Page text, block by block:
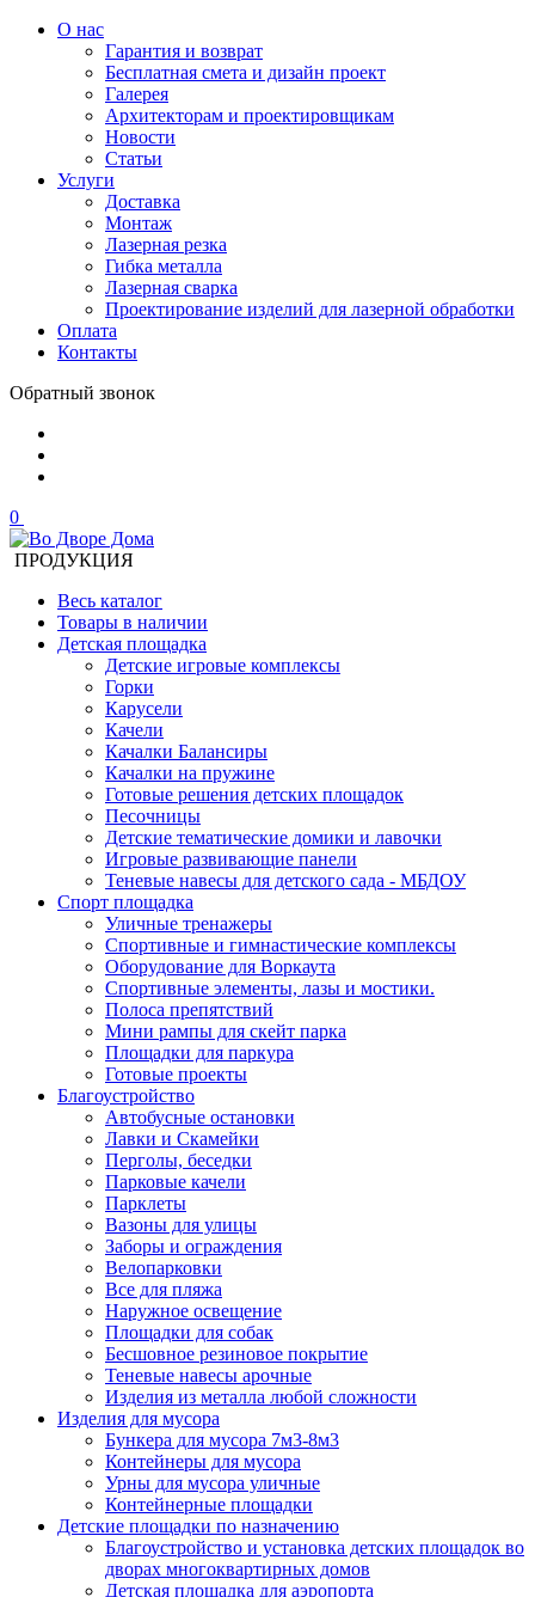
О нас
Гарантия и возврат
Бесплатная смета и дизайн проект
Галерея
Архитекторам и проектировщикам
Новости
Статьи
Услуги
Доставка
Монтаж
Лазерная резка
Гибка металла
Лазерная сварка
Проектирование изделий для лазерной обработки
Оплата
Контакты
Обратный звонок
0
ПРОДУКЦИЯ
Весь каталог
Товары в наличии
Детская площадка
Детские игровые комплексы
Горки
Карусели
Качели
Качалки Балансиры
Качалки на пружине
Готовые решения детских площадок
Песочницы
Детские тематические домики и лавочки
Игровые развивающие панели
Теневые навесы для детского сада - МБДОУ
Спорт площадка
Уличные тренажеры
Спортивные и гимнастические комплексы
Оборудование для Воркаута
Спортивные элементы, лазы и мостики.
Полоса препятствий
Мини рампы для скейт парка
Площадки для паркура
Готовые проекты
Благоустройство
Автобусные остановки
Лавки и Скамейки
Перголы, беседки
Парковые качели
Парклеты
Вазоны для улицы
Заборы и ограждения
Велопарковки
Все для пляжа
Наружное освещение
Площадки для собак
Бесшовное резиновое покрытие
Теневые навесы арочные
Изделия из металла любой сложности
Изделия для мусора
Бункера для мусора 7м3-8м3
Контейнеры для мусора
Урны для мусора уличные
Контейнерные площадки
Детские площадки по назначению
Благоустройство и установка детских площадок во
дворах многоквартирных домов
Детская площадка для аэропорта